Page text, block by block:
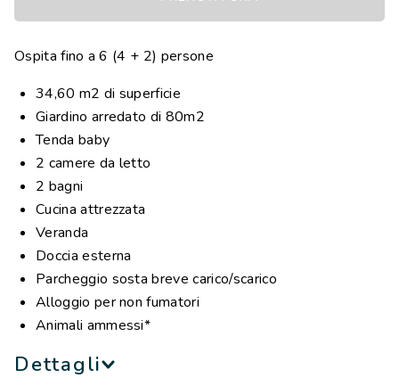
compresi
Lettino e seggiolone bebè disponibili su richiesta
*in presenza di animali domestici, il costo della pulizia
finale è €90.
NB: le immagini hanno scopo puramente illustrativo
Ospita fino a 6 (4 + 2) persone
34,60 m2 di superficie
Giardino arredato di 80m2
Tenda baby
2 camere da letto
2 bagni
Cucina attrezzata
Veranda
Doccia esterna
Parcheggio sosta breve carico/scarico
Alloggio per non fumatori
Animali ammessi*
Dettagli